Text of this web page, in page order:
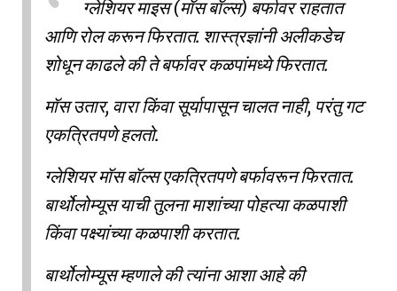
ग्लेशियर माइस (मॉस बॉल्स) बर्फावर राहतात
आणि रोल करून फिरतात. शास्त्रज्ञांनी अलीकडेच
शोधून काढले की ते बर्फावर कळपांमध्ये फिरतात.
मॉस उतार, वारा किंवा सूर्यापासून चालत नाही, परंतु गट
एकत्रितपणे हलतो.
ग्लेशियर मॉस बॉल्स एकत्रितपणे बर्फावरून फिरतात.
बार्थोलोम्यूस याची तुलना माशांच्या पोहत्या कळपाशी
किंवा पक्ष्यांच्या कळपाशी करतात.
बार्थोलोम्यूस म्हणाले की त्यांना आशा आहे की